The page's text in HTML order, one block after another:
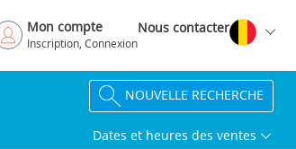
Mon compte
Inscription, Connexion
Nous contacter
NOUVELLE RECHERCHE
Dates et heures des ventes